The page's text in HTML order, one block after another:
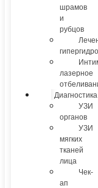
шрамов
и
рубцов
лазерное
Диагностика
УЗИ
органов
УЗИ
мягких
тканей
лица
Чек-
ап